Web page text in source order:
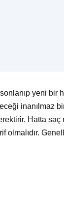
yeni bir
inanılmaz
Hatta saç
olmalıdır.